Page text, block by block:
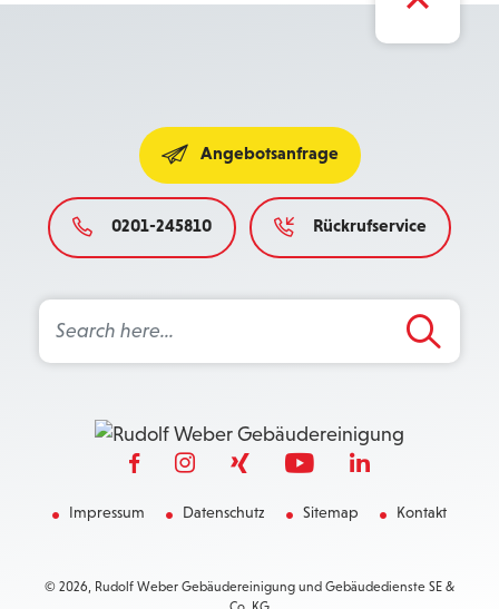
Angebotsanfrage
0201-245810 Rückrufservice
Search
for:
Search Button
Impressum Datenschutz Sitemap Kontakt
© 2026, Rudolf Weber Gebäudereinigung und Gebäudedienste SE &